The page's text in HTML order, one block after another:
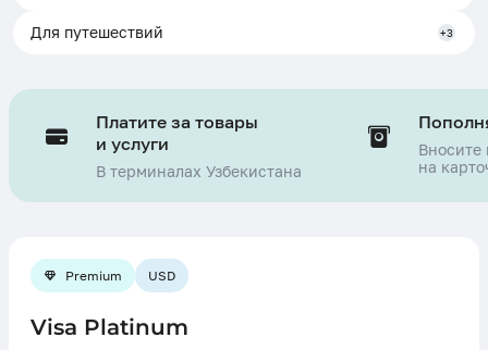
Для путешествий +3
Платите за товары
и услуги
В терминалах Узбекистана
Вносите
на
Premium USD
Visa Platinum